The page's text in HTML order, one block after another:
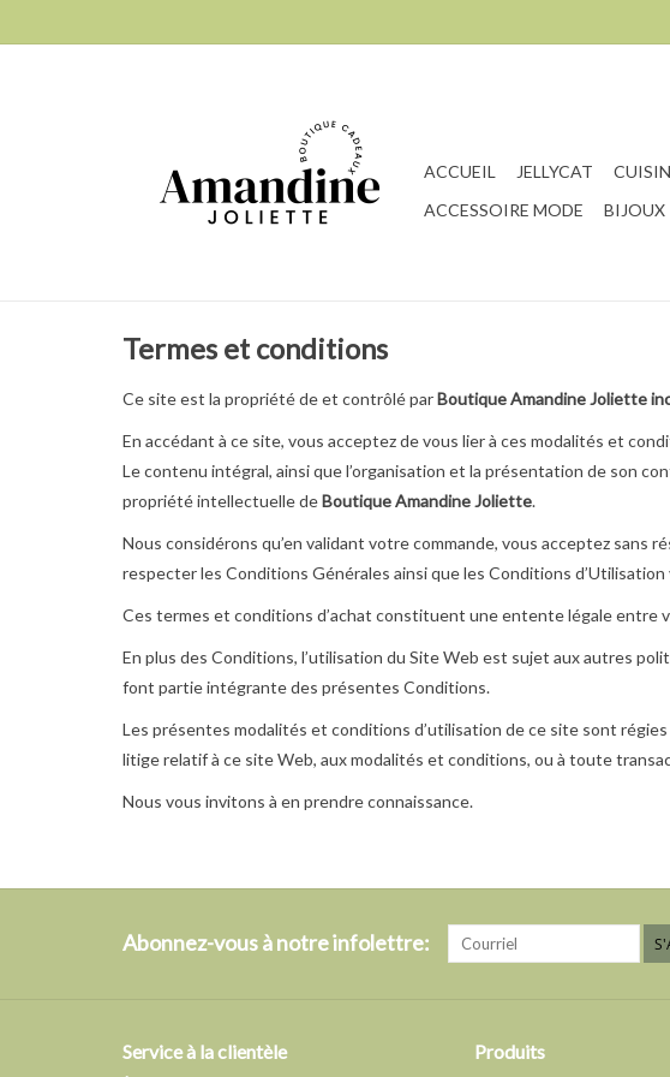
ACCUEIL JELLYCAT
ACCESSOIRE MODE
BIJOUX
Termes et conditions
Ce site est la propriété de et contrôlé parBoutique Amandine Joliette
En accédant à ce site, vous acceptez de vous lier à ces modalités et
Le contenu intégral, ainsi que l’organisation et la présentation de son
propriété intellectuelle deBoutique Amandine Joliette.
Nous considérons qu’en validant votre commande, vous acceptez sans
respecter les Conditions Générales ainsi que les Conditions
Ces termes et conditions d’achat constituent une entente légale entre
En plus des Conditions, l’utilisation du Site Web est sujet aux autres
font partie intégrante des présentes Conditions.
Les présentes modalités et conditions d’utilisation de ce site sont
litige relatif à ce site Web, aux modalités et conditions, ou à toute
Nous vous invitons à en prendre connaissance.
Abonnez-vous à notre infolettre:
Service à la clientèle Produits